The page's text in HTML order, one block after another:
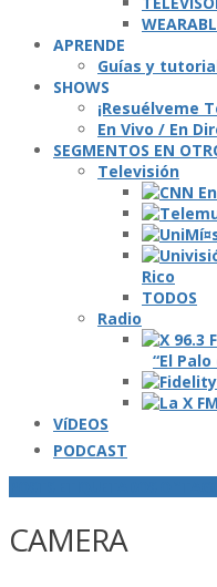
APRENDE
Guí­as y
SHOWS
¡Resuélveme
En Vivo / En
SEGMENTOS EN
Televisión
Rico
TODOS
Radio
“El Palo
VíDEOS
PODCAST
CAMERA